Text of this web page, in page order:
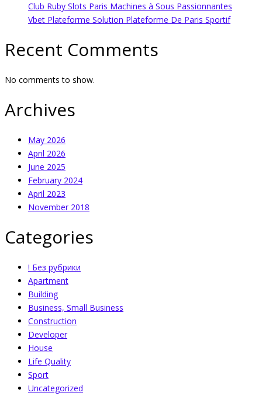
Club Ruby Slots Paris Machines à Sous Passionnantes
Vbet Plateforme Solution Plateforme De Paris Sportif
Recent Comments
No comments to show.
Archives
May 2026
April 2026
June 2025
February 2024
April 2023
November 2018
Categories
! Без рубрики
Apartment
Building
Business, Small Business
Construction
Developer
House
Life Quality
Sport
Uncategorized